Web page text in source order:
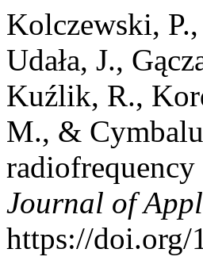
Kolczewski,
Udała, J.,
Kuźlik, R.,
M., &
Journal of
https://doi.org/